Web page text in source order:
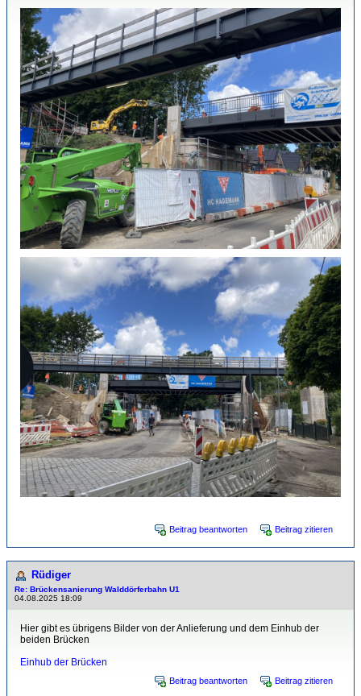
Beitrag beantworten Beitrag zitieren
Rüdiger
Re: Brückensanierung Walddörferbahn U1
04.08.2025 18:09
Hier gibt es übrigens Bilder von der Anlieferung und dem Einhub der
beiden Brücken
Einhub der Brücken
Beitrag beantworten Beitrag zitieren